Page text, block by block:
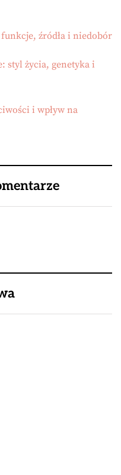
źródła i niedobór
styl życia, genetyka i
i wpływ na